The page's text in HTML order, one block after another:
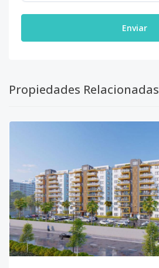
Enviar
Propiedades Relacionadas